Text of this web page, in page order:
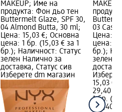
MAKEUP; Име на
продукта: Фон дьо тен
Buttermelt Glaze, SPF 30,
04 Almond Butta, 30 ml;
Цена: 15,03 €; Основна
цена: 1 бр. (15,03 € за 1
бр.); Наличност: Статус
зелен Налично за
доставка, Статус сив
Изберете dm магазин
03
Цена:
цена: 1
бр.);
зелен
15,03 €
29,40
1 бр.
(29,40